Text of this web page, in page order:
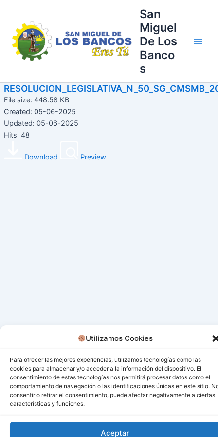
Utilizamos Cookies
Para ofrecer las mejores experiencias, utilizamos tecnologías como las
cookies para almacenar y/o acceder a la información del dispositivo. El
consentimiento de estas tecnologías nos permitirá procesar datos como el
comportamiento de navegación o las identificaciones únicas en este sitio.
consentir o retirar el consentimiento, puede afectar negativamente a ciertas
características y funciones.
Aceptar
contenido
San
Miguel
De Los
Banco
s
File size: 448.58 KB
Created: 05-06-2025
Updated: 05-06-2025
Hits: 48
Download Preview
Todos los derechos © 2026 San Miguel De Los Bancos |